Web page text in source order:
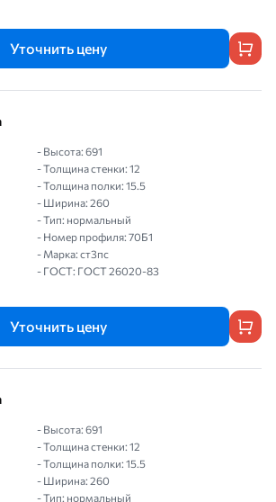
Уточнить цену
- Высота: 691
- Толщина стенки: 12
- Толщина полки: 15.5
- Ширина: 260
- Тип: нормальный
- Номер профиля: 70Б1
- Марка: ст3пс
- ГОСТ: ГОСТ 26020-83
Уточнить цену
- Высота: 691
- Толщина стенки: 12
- Толщина полки: 15.5
- Ширина: 260
- Тип: нормальный